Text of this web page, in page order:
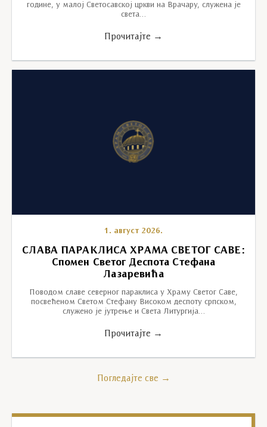
године, у малој Светосавској цркви на Врачару, служена је
света…
Прочитајте →
1. август 2026.
СЛАВА ПАРАКЛИСА ХРАМА СВЕТОГ САВЕ:
Спомен Светог Деспота Стефана
Лазаревића
Поводом славе северног параклиса у Храму Светог Саве,
посвећеном Светом Стефану Високом деспоту српском,
служено је јутрење и Света Литургија…
Прочитајте →
Погледајте све →